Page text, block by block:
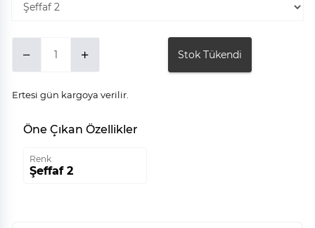
Stok Tükendi
Ertesi gün kargoya verilir.
Öne Çıkan Özellikler
Renk
Şeffaf 2